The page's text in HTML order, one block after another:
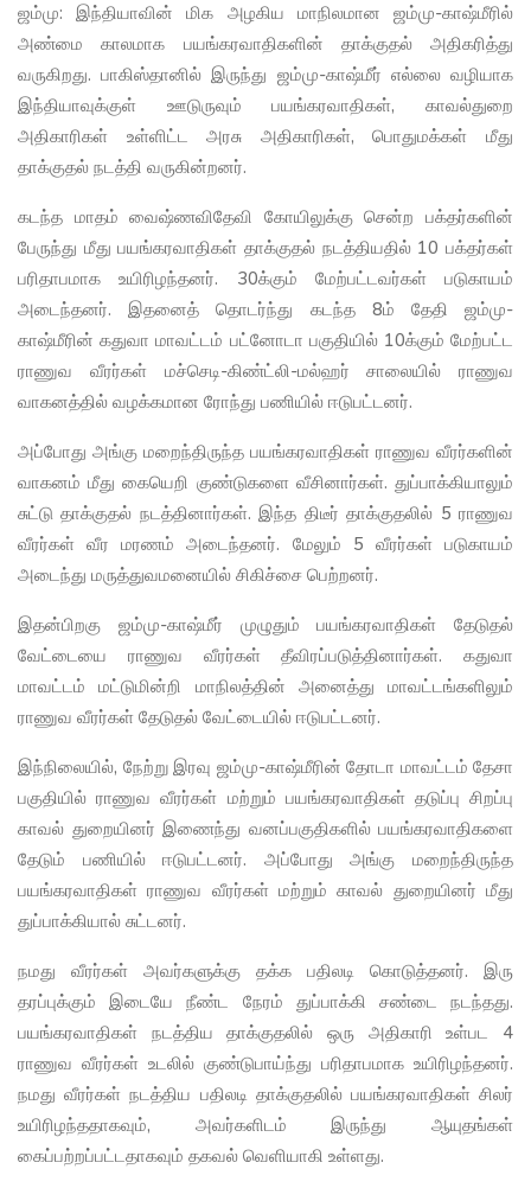
ஜம்மு: இந்தியாவின் மிக அழகிய மாநிலமான ஜம்மு-காஷ்மீரில்
அண்மை காலமாக பயங்கரவாதிகளின் தாக்குதல் அதிகரித்து
வருகிறது. பாகிஸ்தானில் இருந்து ஜம்மு-காஷ்மீர் எல்லை வழியாக
இந்தியாவுக்குள் ஊடுருவும் பயங்கரவாதிகள், காவல்துறை
அதிகாரிகள் உள்ளிட்ட அரசு அதிகாரிகள், பொதுமக்கள் மீது
தாக்குதல் நடத்தி வருகின்றனர்.
கடந்த மாதம் வைஷ்ணவிதேவி கோயிலுக்கு சென்ற பக்தர்களின்
பேருந்து மீது பயங்கரவாதிகள் தாக்குதல் நடத்தியதில் 10 பக்தர்கள்
பரிதாபமாக உயிரிழந்தனர். 30க்கும் மேற்பட்டவர்கள் படுகாயம்
அடைந்தனர். இதனைத் தொடர்ந்து கடந்த 8ம் தேதி ஜம்மு-
காஷ்மீரின் கதுவா மாவட்டம் பட்னோடா பகுதியில் 10க்கும் மேற்பட்ட
ராணுவ வீரர்கள் மச்செடி-கிண்ட்லி-மல்ஹர் சாலையில் ராணுவ
வாகனத்தில் வழக்கமான ரோந்து பணியில் ஈடுபட்டனர்.
அப்போது அங்கு மறைந்திருந்த பயங்கரவாதிகள் ராணுவ வீரர்களின்
வாகனம் மீது கையெறி குண்டுகளை வீசினார்கள். துப்பாக்கியாலும்
சுட்டு தாக்குதல் நடத்தினார்கள். இந்த திடீர் தாக்குதலில் 5 ராணுவ
வீரர்கள் வீர மரணம் அடைந்தனர். மேலும் 5 வீரர்கள் படுகாயம்
அடைந்து மருத்துவமனையில் சிகிச்சை பெற்றனர்.
இதன்பிறகு ஜம்மு-காஷ்மீர் முழுதும் பயங்கரவாதிகள் தேடுதல்
வேட்டையை ராணுவ வீரர்கள் தீவிரப்படுத்தினார்கள். கதுவா
மாவட்டம் மட்டுமின்றி மாநிலத்தின் அனைத்து மாவட்டங்களிலும்
ராணுவ வீரர்கள் தேடுதல் வேட்டையில் ஈடுபட்டனர்.
இந்நிலையில், நேற்று இரவு ஜம்மு-காஷ்மீரின் தோடா மாவட்டம் தேசா
பகுதியில் ராணுவ வீரர்கள் மற்றும் பயங்கரவாதிகள் தடுப்பு சிறப்பு
காவல் துறையினர் இணைந்து வனப்பகுதிகளில் பயங்கரவாதிகளை
தேடும் பணியில் ஈடுபட்டனர். அப்போது அங்கு மறைந்திருந்த
பயங்கரவாதிகள் ராணுவ வீரர்கள் மற்றும் காவல் துறையினர் மீது
துப்பாக்கியால் சுட்டனர்.
நமது வீரர்கள் அவர்களுக்கு தக்க பதிலடி கொடுத்தனர். இரு
தரப்புக்கும் இடையே நீண்ட நேரம் துப்பாக்கி சண்டை நடந்தது.
பயங்கரவாதிகள் நடத்திய தாக்குதலில் ஒரு அதிகாரி உள்பட 4
ராணுவ வீரர்கள் உடலில் குண்டுபாய்ந்து பரிதாபமாக உயிரிழந்தனர்.
நமது வீரர்கள் நடத்திய பதிலடி தாக்குதலில் பயங்கரவாதிகள் சிலர்
உயிரிழந்ததாகவும், அவர்களிடம் இருந்து ஆயுதங்கள்
கைப்பற்றப்பட்டதாகவும் தகவல் வெளியாகி உள்ளது.